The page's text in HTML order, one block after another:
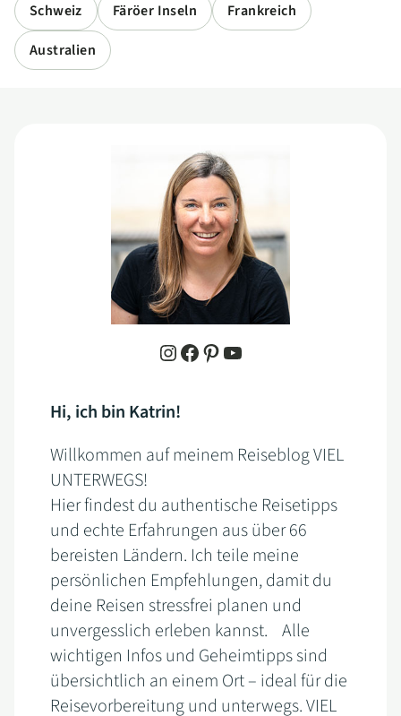
Schweiz
Färöer Inseln
Frankreich
Australien
Instagram Facebook Pinterest YouTube
Hi, ich bin Katrin!
Willkommen auf meinem Reiseblog VIEL
UNTERWEGS!
Hier findest du authentische Reisetipps
und echte Erfahrungen aus über 66
bereisten Ländern. Ich teile meine
persönlichen Empfehlungen, damit du
deine Reisen stressfrei planen und
unvergesslich erleben kannst. Alle
wichtigen Infos und Geheimtipps sind
übersichtlich an einem Ort – ideal für die
Reisevorbereitung und unterwegs. VIEL